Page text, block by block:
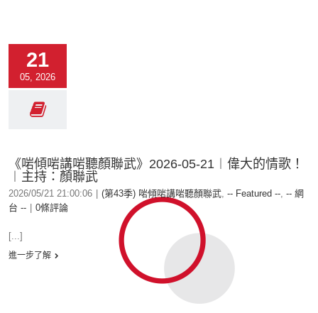
21
05, 2026
《啱傾啱講啱聽顏聯武》2026-05-21︱偉大的情歌！
︱主持：顏聯武
2026/05/21 21:00:06 (第43季) 啱傾啱講啱聽顏聯武, -- Featured --, -- 網
台 --
0條評論
[...]
進一步了解